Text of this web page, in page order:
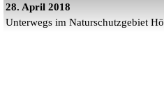
28. April 2018
Unterwegs im Naturschutzgebiet